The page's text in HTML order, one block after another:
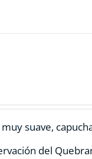
suave,
del